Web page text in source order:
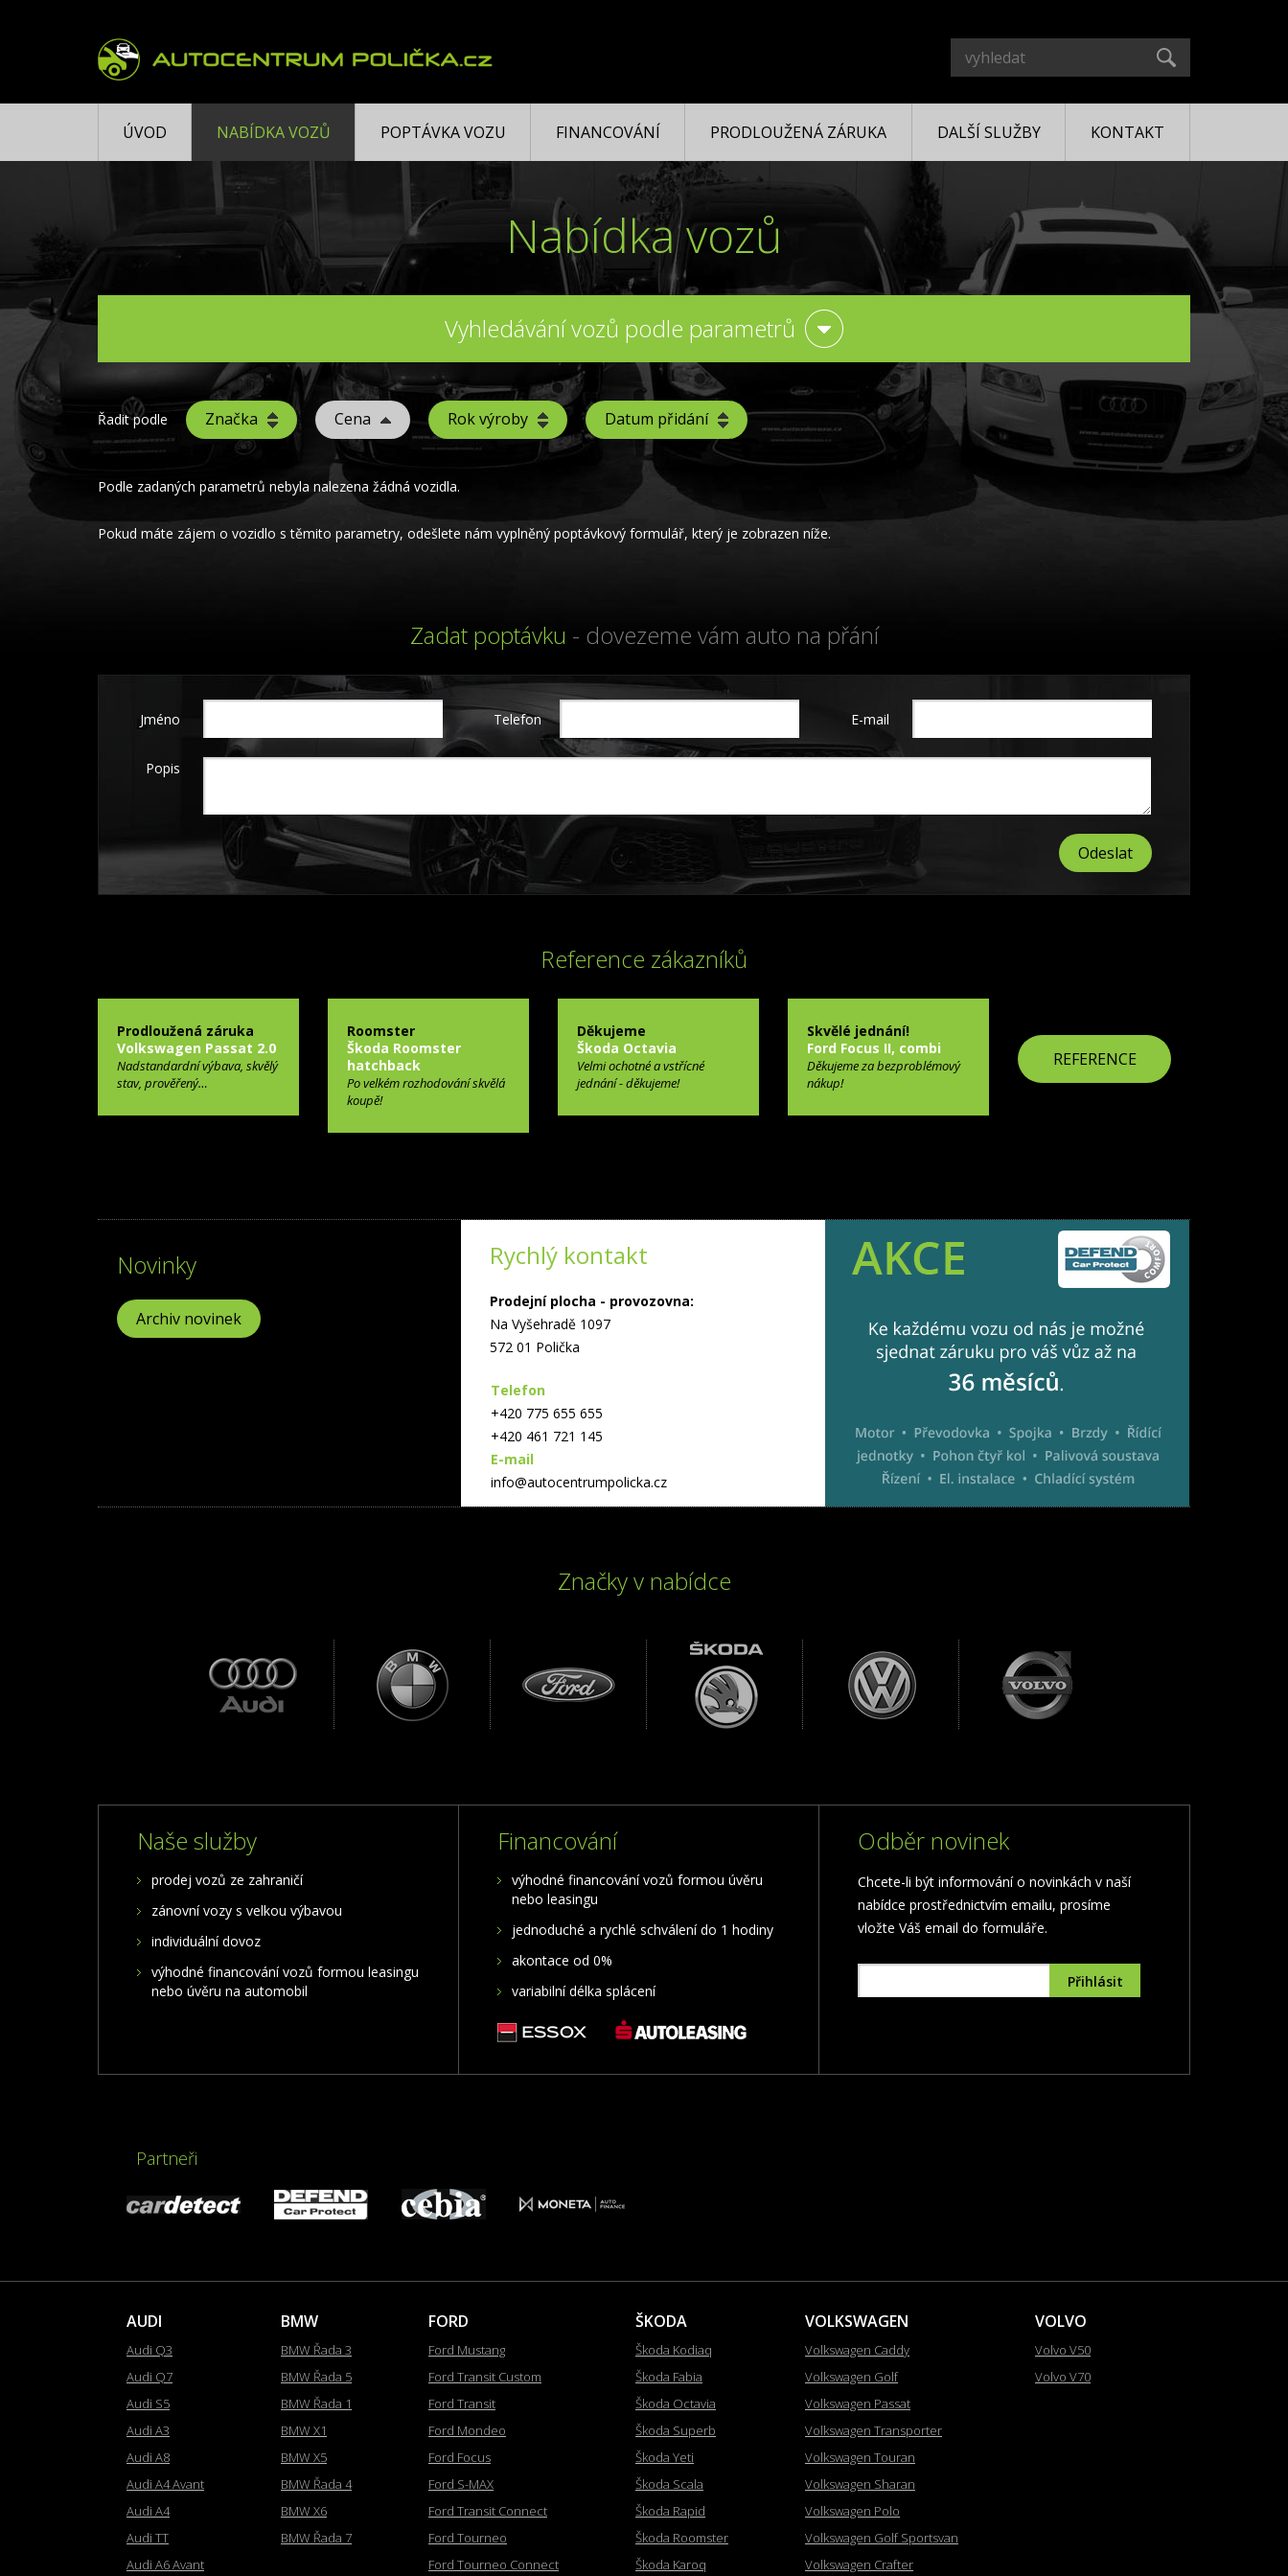
ÚVOD NABÍDKA VOZŮ POPTÁVKA VOZU FINANCOVÁNÍ PRODLOUŽENÁ ZÁRUKA DALŠÍ SLUŽBY KONTAKT
Nabídka vozů
Vyhledávání vozů podle parametrů
Řadit podle Značka Cena Rok výroby Datum přidání
Podle zadaných parametrů nebyla nalezena žádná vozidla.
Pokud máte zájem o vozidlo s těmito parametry, odešlete nám vyplněný poptávkový formulář, který je zobrazen níže.
Zadat poptávku - dovezeme vám auto na přání
Jméno Telefon E-mail
Popis
Reference zákazníků
Prodloužená záruka
Volkswagen Passat 2.0
Nadstandardní výbava, skvělý
stav, prověřený…
Roomster
Škoda Roomster
hatchback
Po velkém rozhodování skvělá
koupě!
Děkujeme
Škoda Octavia
Velmi ochotné a vstřícné
jednání - děkujeme!
Skvělé jednání!
Ford Focus II, combi
Děkujeme za bezproblémový
nákup!
REFERENCE
Novinky
Archiv novinek
Rychlý kontakt
Prodejní plocha - provozovna:
Na Vyšehradě 1097
572 01 Polička
Telefon
+420 775 655 655
+420 461 721 145
E-mail
info@autocentrumpolicka.cz
Značky v nabídce
Naše služby
prodej vozů ze zahraničí
zánovní vozy s velkou výbavou
individuální dovoz
výhodné financování vozů formou leasingu
nebo úvěru na automobil
Financování
výhodné financování vozů formou úvěru
nebo leasingu
jednoduché a rychlé schválení do 1 hodiny
akontace od 0%
variabilní délka splácení
Odběr novinek
Chcete-li být informování o novinkách v naší
nabídce prostřednictvím emailu, prosíme
vložte Váš email do formuláře.
Partneři
AUDI
Audi Q3
Audi Q7
Audi S5
Audi A3
Audi A8
Audi A4 Avant
Audi A4
Audi TT
Audi A6 Avant
BMW
BMW Řada 3
BMW Řada 5
BMW Řada 1
BMW X1
BMW X5
BMW Řada 4
BMW X6
BMW Řada 7
FORD
Ford Mustang
Ford Transit Custom
Ford Transit
Ford Mondeo
Ford Focus
Ford S-MAX
Ford Transit Connect
Ford Tourneo
Ford Tourneo Connect
ŠKODA
Škoda Kodiaq
Škoda Fabia
Škoda Octavia
Škoda Superb
Škoda Yeti
Škoda Scala
Škoda Rapid
Škoda Roomster
Škoda Karoq
VOLKSWAGEN
Volkswagen Caddy
Volkswagen Golf
Volkswagen Passat
Volkswagen Transporter
Volkswagen Touran
Volkswagen Sharan
Volkswagen Polo
Volkswagen Golf Sportsvan
Volkswagen Crafter
VOLVO
Volvo V50
Volvo V70